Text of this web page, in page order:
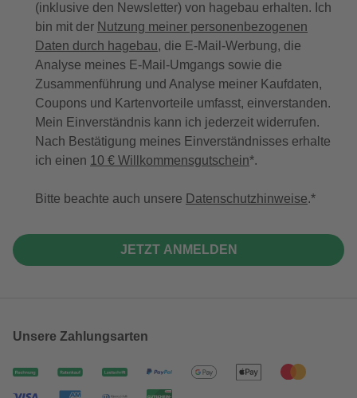
(inklusive den Newsletter) von hagebau erhalten. Ich
bin mit der Nutzung meiner personenbezogenen
Daten durch hagebau, die E-Mail-Werbung, die
Analyse meines E-Mail-Umgangs sowie die
Zusammenführung und Analyse meiner Kaufdaten,
Coupons und Kartenvorteile umfasst, einverstanden.
Mein Einverständnis kann ich jederzeit widerrufen.
Nach Bestätigung meines Einverständnisses erhalte
ich einen 10 € Willkommensgutschein*.
Bitte beachte auch unsere Datenschutzhinweise.
JETZT ANMELDEN
Unsere Zahlungsarten